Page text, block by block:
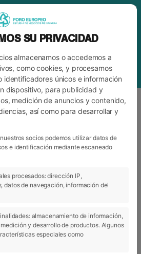
A LA MOVILIDAD
SU PRIVACIDAD
almacenamos o accedemos a
como cookies, y procesamos
identificadores únicos e información
dispositivo, para publicidad y
medición de anuncios y contenido,
así como para desarrollar y
socios podemos utilizar datos de
e identificación mediante escaneado
procesados: dirección IP,
datos de navegación, información del
almacenamiento de información,
y desarrollo de productos. Algunos
especiales como